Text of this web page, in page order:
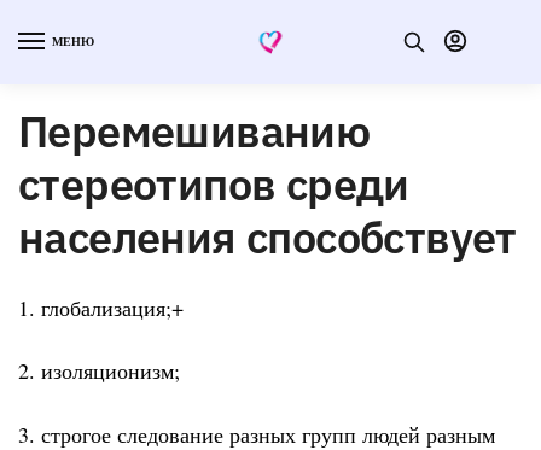
МЕНЮ
Перемешиванию
стереотипов среди
населения способствует
1. глобализация;+
2. изоляционизм;
3. строгое следование разных групп людей разным